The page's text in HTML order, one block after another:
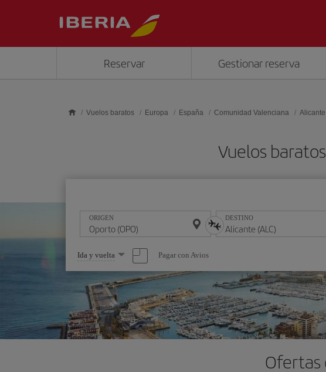
Reservar Gestionar reserva
Vuelos baratos Europa España Comunidad Valenciana Alicante
Vuelos
ORIGEN DESTINO
Seleccione
una
opción
Ida y vuelta Pagar con Avios
Ofertas